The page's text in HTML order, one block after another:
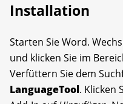
Installation
Starten Sie Word.
und klicken Sie im
Verfüttern Sie dem
LanguageTool. Klicken